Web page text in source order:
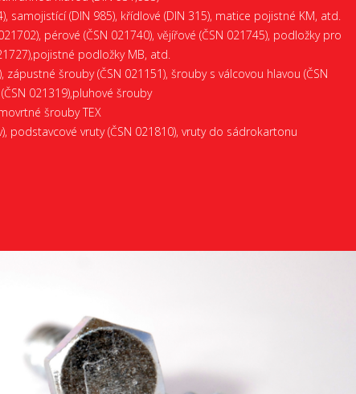
samojistící (DIN 985), křídlové (DIN 315), matice pojistné KM, atd.
pérové (ČSN 021740), vějířové (ČSN 021745), podložky pro
podložky MB, atd.
zápustné šrouby (ČSN 021151), šrouby s válcovou hlavou (ČSN
021319),pluhové šrouby
šrouby TEX
podstavcové vruty (ČSN 021810), vruty do sádrokartonu